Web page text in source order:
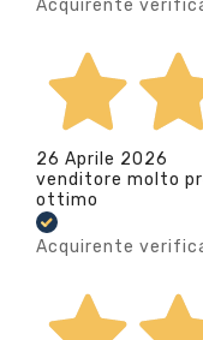
Acquirente
26 Aprile 2026
venditore molto
ottimo
Acquirente